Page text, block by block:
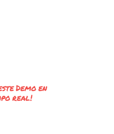
Demo en
real!